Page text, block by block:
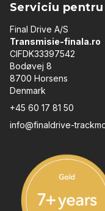
Serviciu
Final Drive A/S
Transmisie-finala.ro
CIFDK33397542
Bodøvej 8
8700 Horsens
Denmark
+45 60 17 81 50
info@finaldrive-